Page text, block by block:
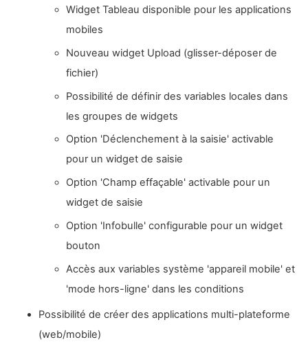
Widget Tableau disponible pour les applications
mobiles
Nouveau widget Upload (glisser-déposer de
fichier)
Possibilité de définir des variables locales dans
les groupes de widgets
Option 'Déclenchement à la saisie' activable
pour un widget de saisie
Option 'Champ effaçable' activable pour un
widget de saisie
Option 'Infobulle' configurable pour un widget
bouton
Accès aux variables système 'appareil mobile' et
'mode hors-ligne' dans les conditions
Possibilité de créer des applications multi-plateforme
(web/mobile)